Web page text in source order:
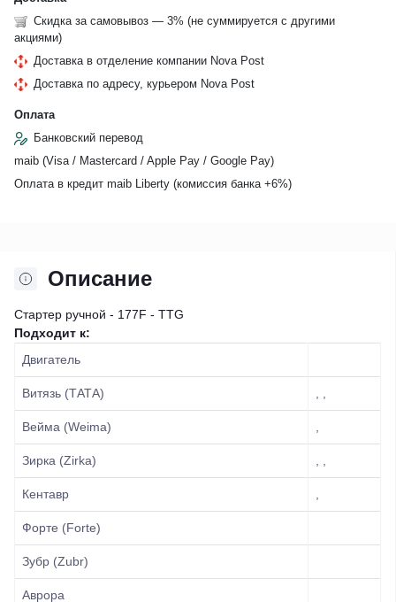
Скидка за самовывоз — 3% (не суммируется с другими
акциями)
Доставка в отделение компании Nova Post
Доставка по адресу, курьером Nova Post
Оплата
Банковский перевод
maib (Visa / Mastercard / Apple Pay / Google Pay)
Оплата в кредит maib Liberty (комиссия банкa +6%)
Описание
Стартер ручной - 177F - TTG
Подходит к:
Двигатель
Витязь (ТАТА)
Вейма (Weima)
Зирка (Zirka)
Кентавр
Форте (Forte)
Зубр (Zubr)
Аврора